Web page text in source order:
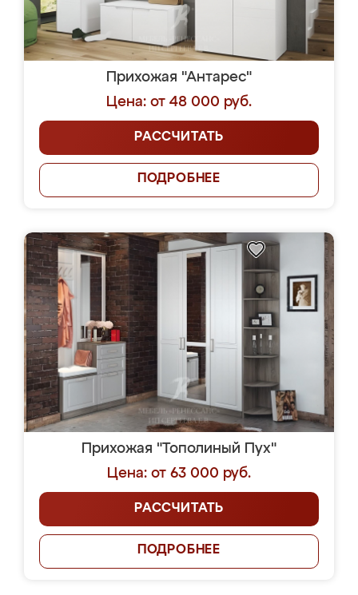
Прихожая "Антарес"
Цена: от 48 000 руб.
РАССЧИТАТЬ
ПОДРОБНЕЕ
Прихожая "Тополиный Пух"
Цена: от 63 000 руб.
РАССЧИТАТЬ
ПОДРОБНЕЕ